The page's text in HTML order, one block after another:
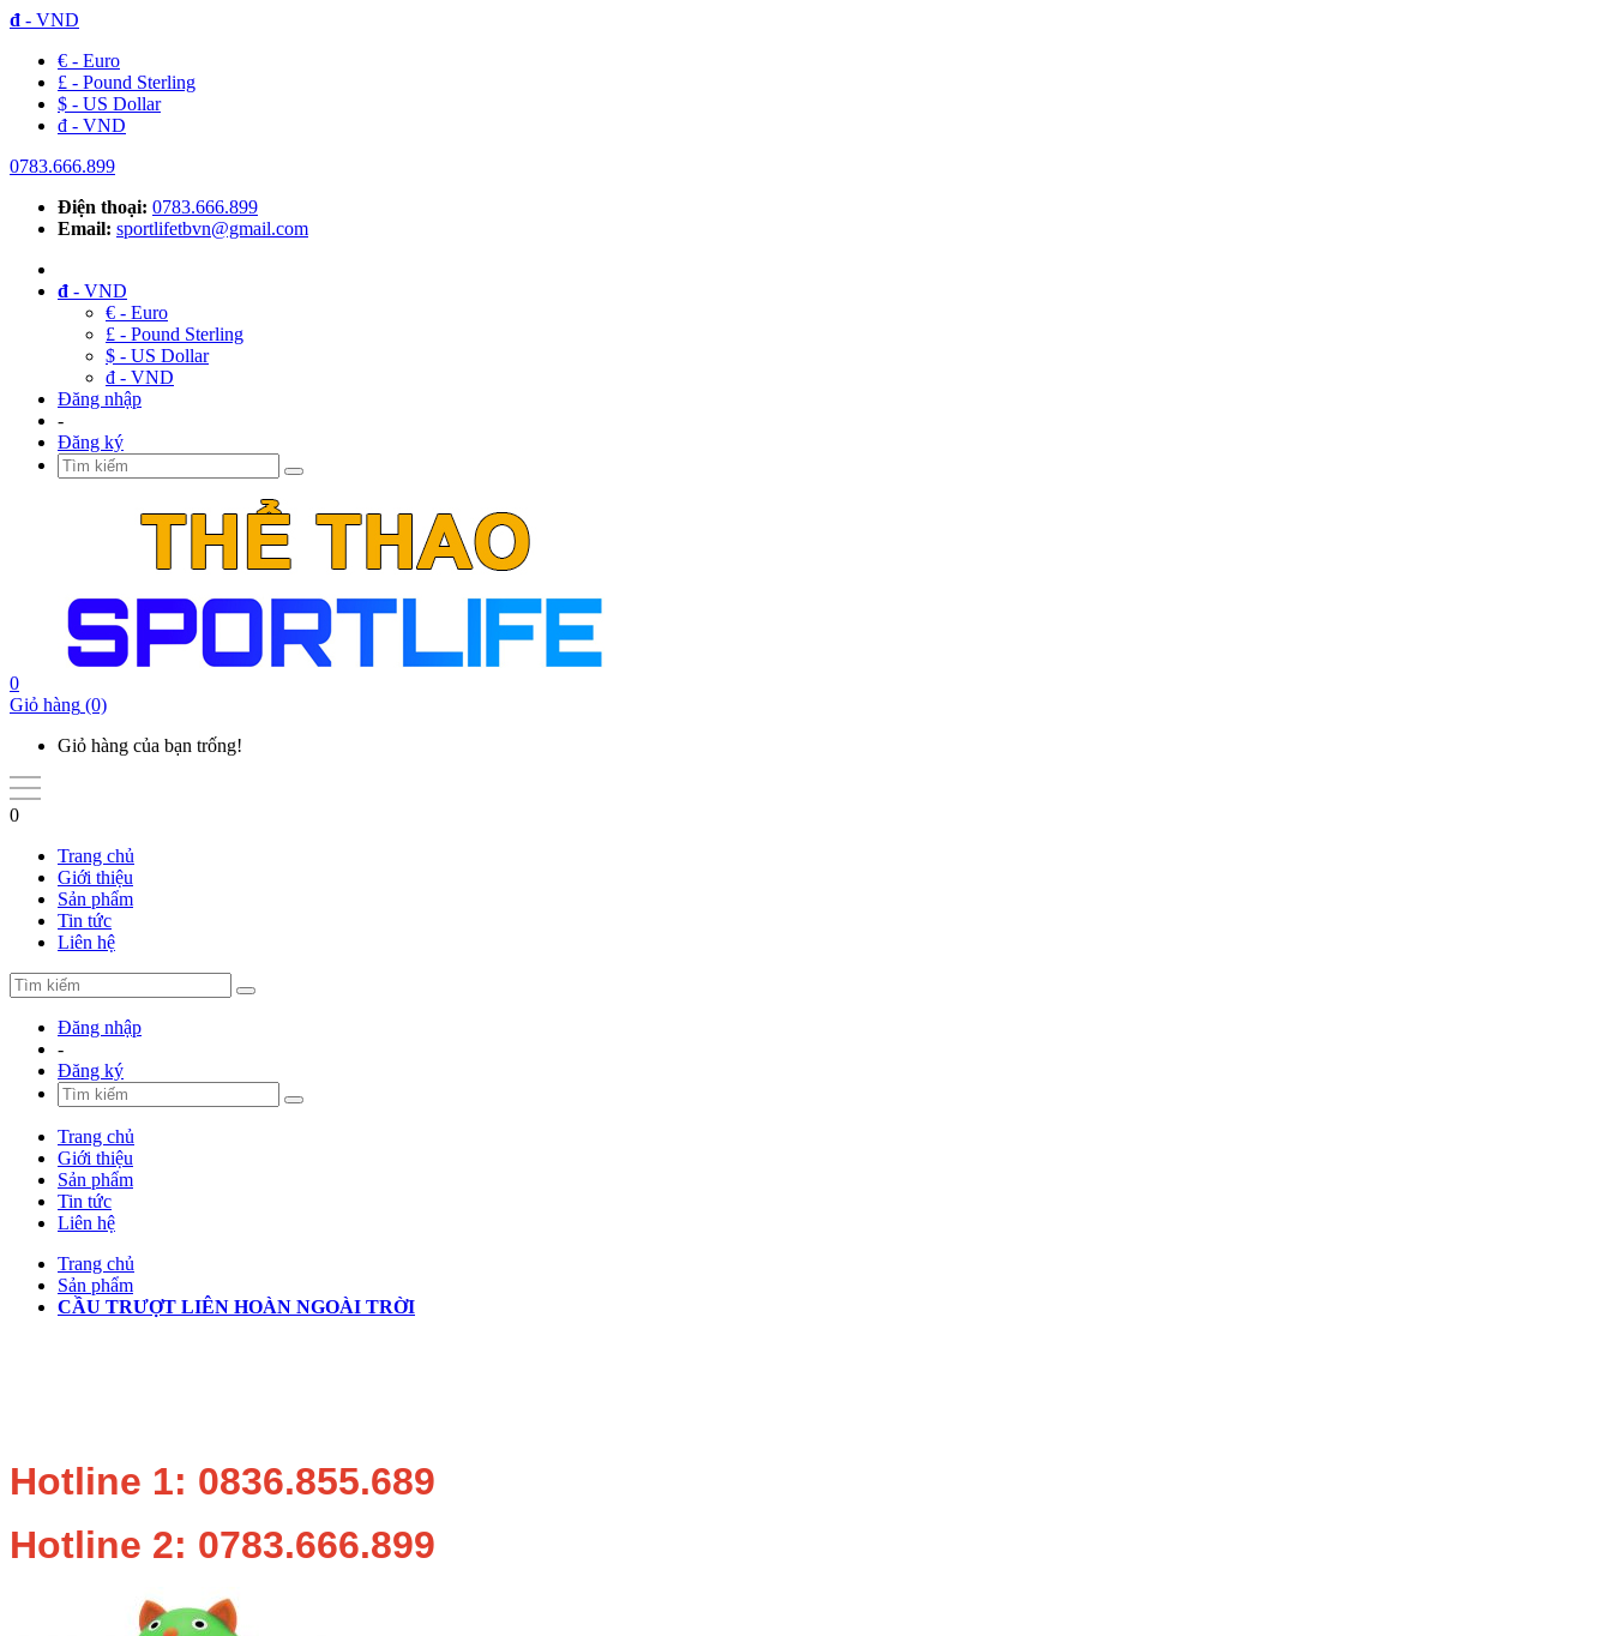
đ - VND
€ - Euro
£ - Pound Sterling
$ - US Dollar
đ - VND
0783.666.899
Điện thoại: 0783.666.899
Email: sportlifetbvn@gmail.com
đ - VND
€ - Euro
£ - Pound Sterling
$ - US Dollar
đ - VND
Đăng nhập
-
Đăng ký
0
Giỏ hàng (0)
Giỏ hàng của bạn trống!
0
Trang chủ
Giới thiệu
Sản phẩm
Tin tức
Liên hệ
Đăng nhập
-
Đăng ký
Trang chủ
Giới thiệu
Sản phẩm
Tin tức
Liên hệ
Trang chủ
Sản phẩm
CẦU TRƯỢT LIÊN HOÀN NGOÀI TRỜI
Hotline 1: 0836.855.689
Hotline 2: 0783.666.899